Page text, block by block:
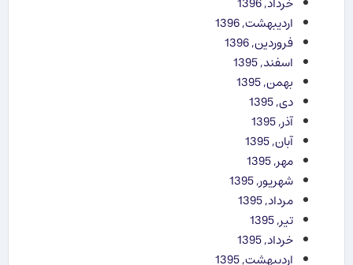
اردیبهشت, 1396
فروردین, 1396
اسفند, 1395
بهمن, 1395
دی, 1395
آذر, 1395
آبان, 1395
مهر, 1395
شهریور, 1395
مرداد, 1395
تیر, 1395
خرداد, 1395
اردیبهشت, 1395